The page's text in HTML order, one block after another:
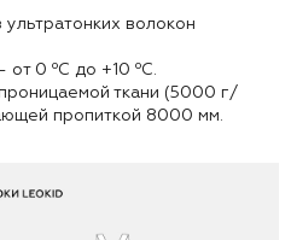
волокон
от 0 ⁰С до +10 ⁰С.
ткани (5000 г/
пропиткой 8000 мм.